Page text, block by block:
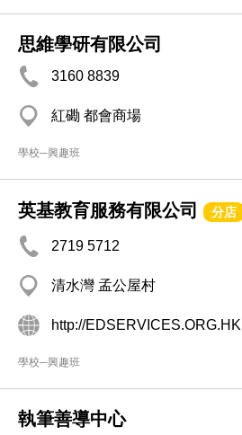
思維學研有限公司
3160 8839
紅磡 都會商場
學校─興趣班
英基教育服務有限公司 分店
2719 5712
清水灣 孟公屋村
http://EDSERVICES.ORG.HK
學校─興趣班
執筆善導中心